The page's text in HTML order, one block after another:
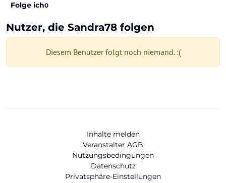
Folge ich0
Nutzer, die Sandra78 folgen
Diesem Benutzer folgt noch niemand. :(
Inhalte melden
Veranstalter AGB
Nutzungsbedingungen
Datenschutz
Privatsphäre-Einstellungen